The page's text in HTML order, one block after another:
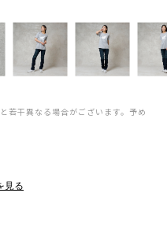
若干異なる場合がございます。予め
見る